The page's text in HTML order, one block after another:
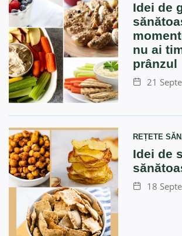
Idei de
nu ai
prânzul
21
REȚETE
Idei de
18